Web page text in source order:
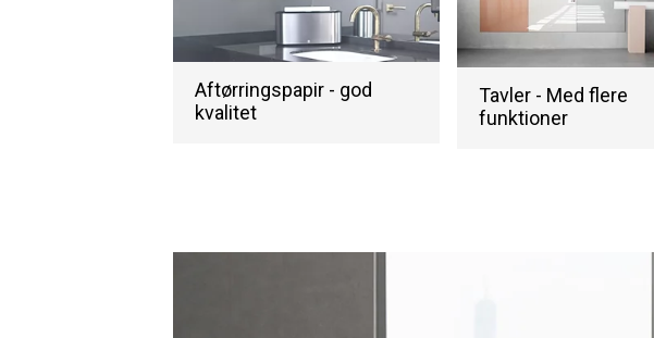
Aftørringspapir - god
kvalitet
Tavler - Med flere
funktioner